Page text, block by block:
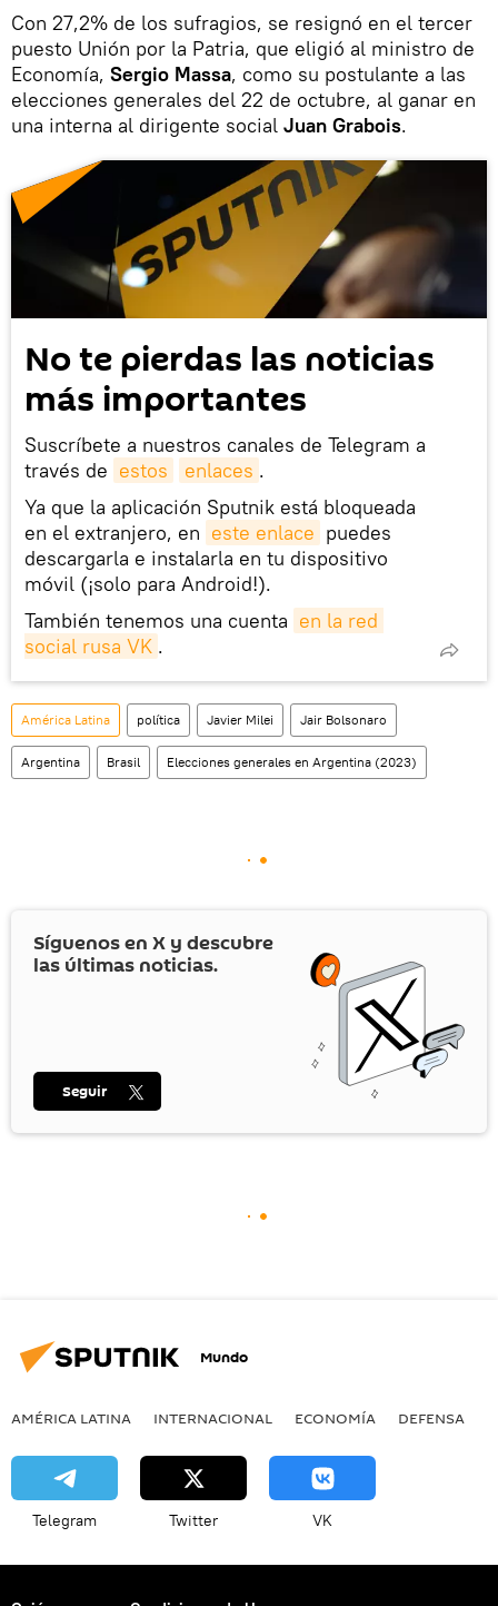
Con 27,2% de los sufragios, se resignó en el tercer
puesto Unión por la Patria, que eligió al ministro de
Economía, Sergio Massa, como su postulante a las
elecciones generales del 22 de octubre, al ganar en
una interna al dirigente social Juan Grabois.
No te pierdas las noticias
más importantes
Suscríbete a nuestros canales de Telegram a
través de estos enlaces .
Ya que la aplicación Sputnik está bloqueada
en el extranjero, en este enlace puedes
descargarla e instalarla en tu dispositivo
móvil (¡solo para Android!).
También tenemos una cuenta en la red
social rusa VK .
América Latina política Javier Milei Jair Bolsonaro
Argentina Brasil Elecciones generales en Argentina (2023)
Síguenos en X y descubre
las últimas noticias.
Seguir
Mundo
AMÉRICA LATINA INTERNACIONAL ECONOMÍA DEFENSA
Telegram Twitter VK